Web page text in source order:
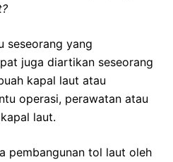
seseorang yang
juga diartikan seseorang
kapal laut atau
operasi, perawatan atau
laut.
pembangunan tol laut oleh